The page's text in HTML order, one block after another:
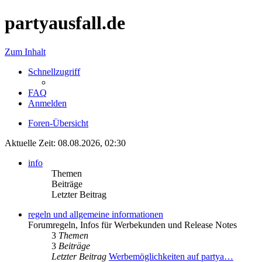
partyausfall.de
Zum Inhalt
Schnellzugriff
FAQ
Anmelden
Foren-Übersicht
Aktuelle Zeit: 08.08.2026, 02:30
info
Themen
Beiträge
Letzter Beitrag
regeln und allgemeine informationen
Forumregeln, Infos für Werbekunden und Release Notes
3 Themen
3 Beiträge
Letzter Beitrag Werbemöglichkeiten auf partya…